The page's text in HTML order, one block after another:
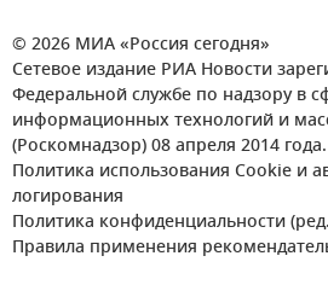
© 2026 МИА «Россия сегодня»
Сетевое издание РИА Новости
Федеральной службе по надзору в
информационных технологий и
(Роскомнадзор) 08 апреля 2014 года.
Политика использования Cookie и
логирования
Политика конфиденциальности
Правила применения